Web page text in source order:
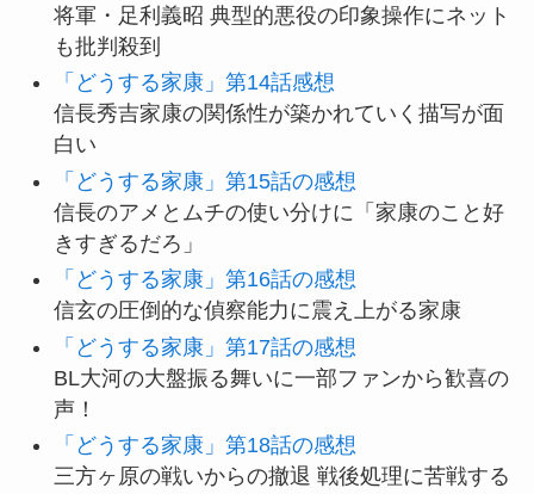
将軍・足利義昭 典型的悪役の印象操作にネット
も批判殺到
「どうする家康」第14話感想
信長秀吉家康の関係性が築かれていく描写が面
白い
「どうする家康」第15話の感想
信長のアメとムチの使い分けに「家康のこと好
きすぎるだろ」
「どうする家康」第16話の感想
信玄の圧倒的な偵察能力に震え上がる家康
「どうする家康」第17話の感想
BL大河の大盤振る舞いに一部ファンから歓喜の
声！
「どうする家康」第18話の感想
三方ヶ原の戦いからの撤退 戦後処理に苦戦する